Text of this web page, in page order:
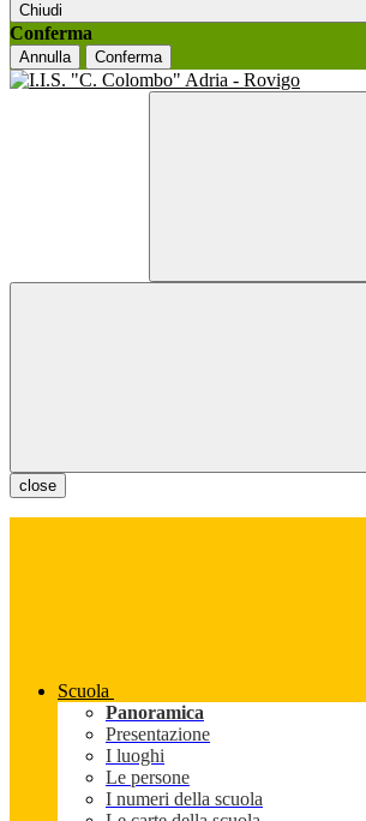
Chiudi
Conferma
Annulla Conferma
close
Scuola
Panoramica
Presentazione
I luoghi
Le persone
I numeri della scuola